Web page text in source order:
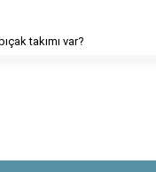
Cover Flow görünümü